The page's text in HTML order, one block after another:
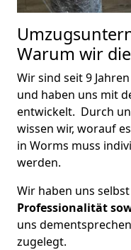
Warum wir
Wir sind seit 9
und haben uns mit
entwickelt. Durch
wissen wir, worauf
in Worms muss
werden.
Wir haben uns selbst
Professionalität
uns
zugelegt.